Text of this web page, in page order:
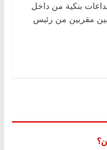
بنكية من داخل
مقربين من رئيس